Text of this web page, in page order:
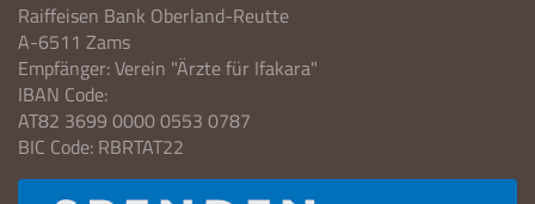
Raiffeisen Bank Oberland-Reutte
A-6511 Zams
Empfänger: Verein "Ärzte für Ifakara"
IBAN Code:
AT82 3699 0000 0553 0787
BIC Code: RBRTAT22